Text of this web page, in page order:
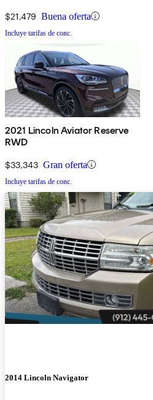
$21,479 Buena oferta
Incluye tarifas de conc.
2021 Lincoln Aviator Reserve
RWD
$33,343 Gran oferta
Incluye tarifas de conc.
2014 Lincoln Navigator